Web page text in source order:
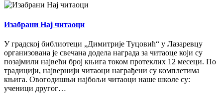
Изабрани Нај читаоци
У градској библиотеци „Димитрије Туцовић“ у Лазаревцу
организована је свечана додела награда за читаоце који су
позајмили највећи број књига током протеклих 12 месеци. По
традицији, највернији читаоци награђени су комплетима
књига. Овогодишњи најбољи читаоци наше школе су:
ученици другог…